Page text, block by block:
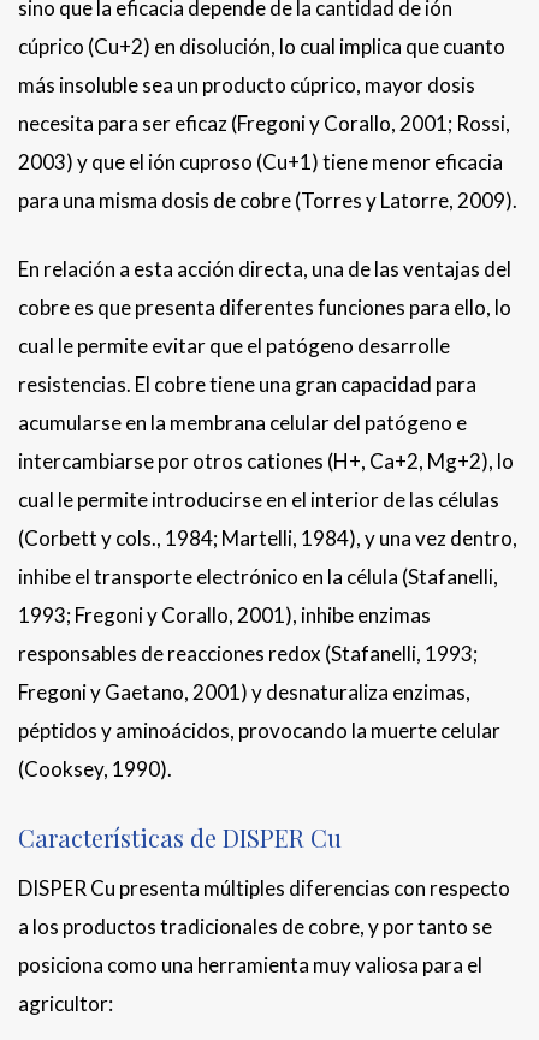
sino que la eficacia depende de la cantidad de ión
cúprico (Cu+2) en disolución, lo cual implica que cuanto
más insoluble sea un producto cúprico, mayor dosis
necesita para ser eficaz (Fregoni y Corallo, 2001; Rossi,
2003) y que el ión cuproso (Cu+1) tiene menor eficacia
para una misma dosis de cobre (Torres y Latorre, 2009).
En relación a esta acción directa, una de las ventajas del
cobre es que presenta diferentes funciones para ello, lo
cual le permite evitar que el patógeno desarrolle
resistencias. El cobre tiene una gran capacidad para
acumularse en la membrana celular del patógeno e
intercambiarse por otros cationes (H+, Ca+2, Mg+2), lo
cual le permite introducirse en el interior de las células
(Corbett y cols., 1984; Martelli, 1984), y una vez dentro,
inhibe el transporte electrónico en la célula (Stafanelli,
1993; Fregoni y Corallo, 2001), inhibe enzimas
responsables de reacciones redox (Stafanelli, 1993;
Fregoni y Gaetano, 2001) y desnaturaliza enzimas,
péptidos y aminoácidos, provocando la muerte celular
(Cooksey, 1990).
Características de DISPER Cu
DISPER Cu presenta múltiples diferencias con respecto
a los productos tradicionales de cobre, y por tanto se
posiciona como una herramienta muy valiosa para el
agricultor: